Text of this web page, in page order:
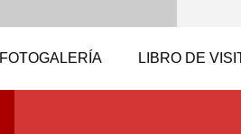
FOTOGALERÍA LIBRO DE